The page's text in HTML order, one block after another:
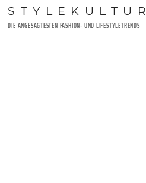
Zum
Inhalt
STYLEKULTUR
DIE ANGESAGTESTEN FASHION- UND LIFESTYLETRENDS